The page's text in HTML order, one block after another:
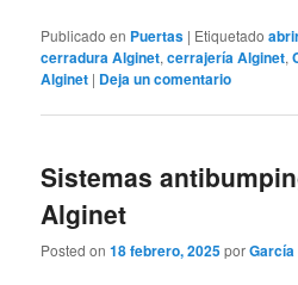
Publicado en Puertas | Etiquetado
cerradura Alginet,cerrajería Alginet,
Alginet | Deja un comentario
Sistemas
Alginet
Posted on18 febrero, 2025porGarcía